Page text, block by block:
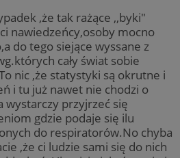
,że tak rażące ,,byki"
nawiedzeńcy,osoby mocno
do tego siejące wyssane z
cały świat sobie
nic ,że statystyki są okrutne i
i tu już nawet nie chodzi o
przyjrzeć się
gdzie podaje się ilu
do respiratorów.No chyba
,że ci ludzie sami się do nich